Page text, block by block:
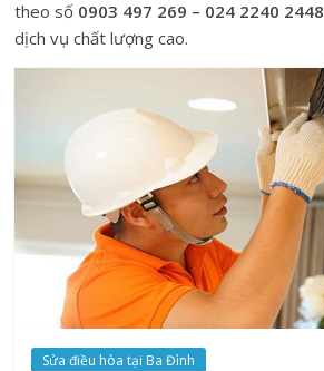
theo số 0903 497 269 – 024 2240 2448
dịch vụ chất lượng cao.
Sửa điều hòa tại Ba Đình